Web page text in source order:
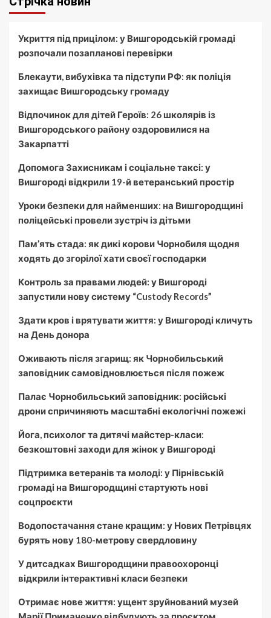
Укриття під прицілом: у Вишгородській громаді
розпочали позапланові перевірки
Блекаути, вибухівка та підступи РФ: як поліція
захищає Вишгородську громаду
Відпочинок для дітей Героїв: 26 школярів із
Вишгородського району оздоровилися на
Закарпатті
Допомога Захисникам і соціальне таксі: у
Вишгороді відкрили 19-й ветеранський простір
Уроки безпеки для найменших: на Вишгородщині
поліцейські провели зустріч із дітьми
Пам’ять стада: як дикі корови Чорнобиля щодня
ходять до згорілої хати своєї господарки
Контроль за правами людей: у Вишгороді
запустили нову систему “Custody Records”
Здати кров і врятувати життя: у Вишгороді кличуть
на День донора
Оживають після згарищ: як Чорнобильський
заповідник самовідновлюється після пожеж
Палає Чорнобильський заповідник: російські
дрони спричиняють масштабні екологічні пожежі
Йога, психолог та дитячі майстер-класи:
безкоштовні заходи для жінок у Вишгороді
Підтримка ветеранів та молоді: у Пірнівській
громаді на Вишгородщині стартують нові
соцпроєкти
Водопостачання стане кращим: у Нових Петрівцях
бурять нову 180-метрову свердловину
У дитсадках Вишгородщини правоохоронці
відкрили інтерактивні класи безпеки
Отримає нове життя: ущент зруйнований музей